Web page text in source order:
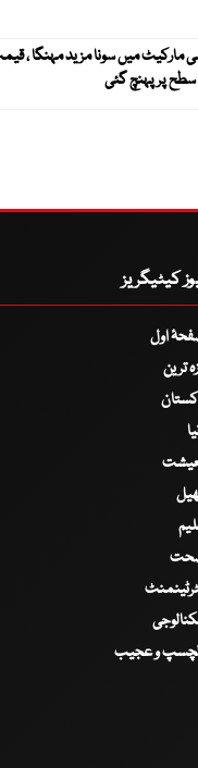
سطح پر پہنچ گئی
کیٹیگریز
اول
ترین
و عجیب